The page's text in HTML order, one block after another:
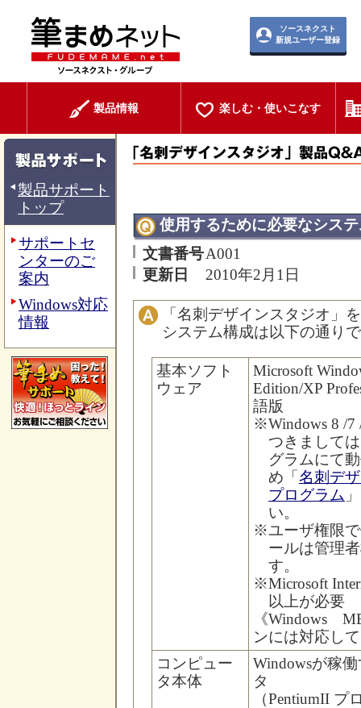
ソースネクスト
新規ユーザー登録
製品情報 楽しむ・使いこなす
製品サポート
トップ
サポートセ
ンターのご
案内
Windows対応
情報
使用するために必要なシス
文書番号A001
更新日
2010年2月1日
「名刺デザインスタジオ」
システム構成は以下の通り
基本ソフト
ウェア
Microsoft
Edition/XP
語版
※Windows 8 /7
つきまして
グラムにて
め「 名刺デ
プログラム
い。
※ユーザ権限
ールは管理
す。
※Microsoft
以上が必要
《Windows
ンには対応し
コンピュー
タ本体
Windowsが稼
タ
（PentiumII